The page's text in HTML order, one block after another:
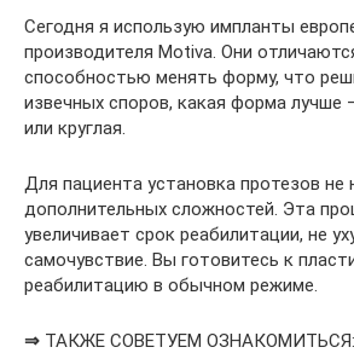
Сегодня я использую импланты
производителя Motiva. Они
способностью менять форму, что
извечных споров, какая форма лучше
или круглая.
Для пациента установка протезов не
дополнительных сложностей. Эта
увеличивает срок реабилитации, не
самочувствие. Вы готовитесь к
реабилитацию в обычном режиме.
⇒ ТАКЖЕ СОВЕТУЕМ ОЗНАКОМИТЬСЯ: